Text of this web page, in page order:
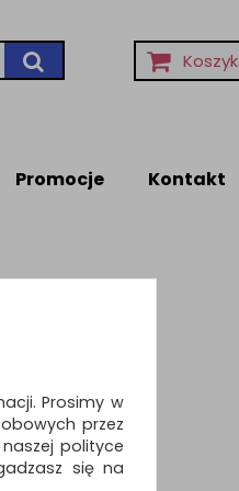
Koszyk
Promocje Kontakt
Prosimy w
przez
polityce
się na